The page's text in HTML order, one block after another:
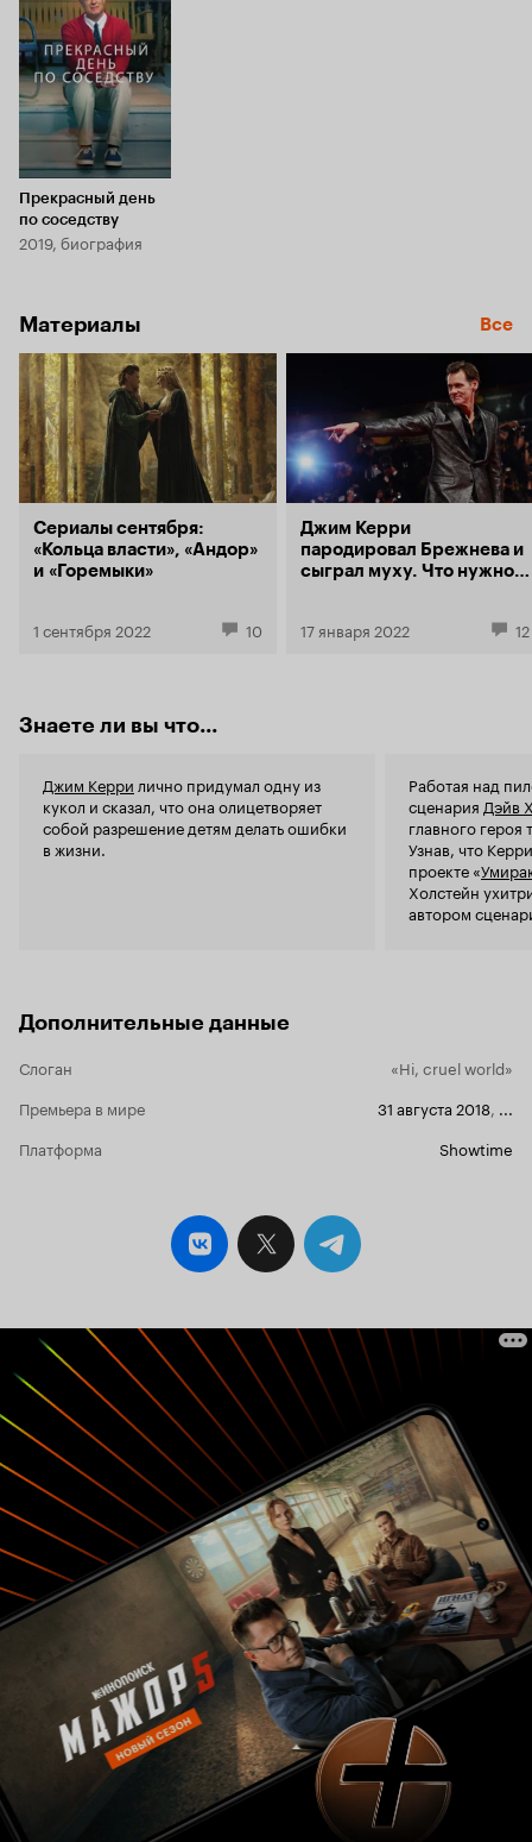
7.2
Прекрасный день
по соседству
2019, биография
Материалы Все
Сериалы сентября:
«Кольца власти», «Андор»
и «Горемыки»
1 сентября 2022 10
Джим Керри
пародировал Брежнева и
сыграл муху. Что нужно
17 января 2022 12
Знаете ли вы что...
Джим Керри лично придумал одну из
кукол и сказал, что она олицетворяет
собой разрешение детям делать ошибки
в жизни.
Работая над
сценария Дэйв
главного героя
Узнав, что
проекте «
Холстейн
автором
Дополнительные данные
Слоган
«Hi, cruel world»
Премьера в мире
31 августа 2018
Платформа
Showtime